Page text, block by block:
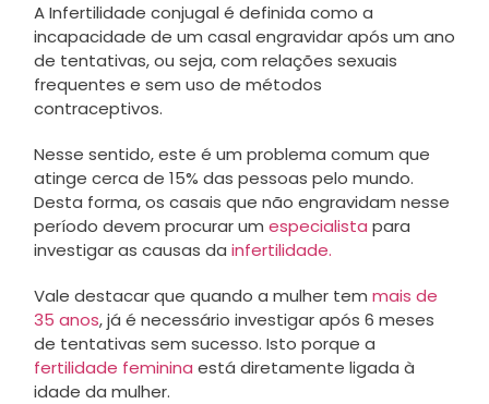
A Infertilidade conjugal é definida como a
incapacidade de um casal engravidar após um ano
de tentativas, ou seja, com relações sexuais
frequentes e sem uso de métodos
contraceptivos.
Nesse sentido, este é um problema comum que
atinge cerca de 15% das pessoas pelo mundo.
Desta forma, os casais que não engravidam nesse
período devem procurar um especialista para
investigar as causas da infertilidade.
Vale destacar que quando a mulher tem mais de
35 anos, já é necessário investigar após 6 meses
de tentativas sem sucesso. Isto porque a
fertilidade feminina está diretamente ligada à
idade da mulher.